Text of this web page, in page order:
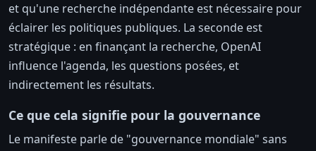
et qu'une recherche indépendante est nécessaire pour
éclairer les politiques publiques. La seconde est
stratégique : en finançant la recherche, OpenAI
influence l'agenda, les questions posées, et
indirectement les résultats.
Ce que cela signifie pour la gouvernance
Le manifeste parle de "gouvernance mondiale" sans